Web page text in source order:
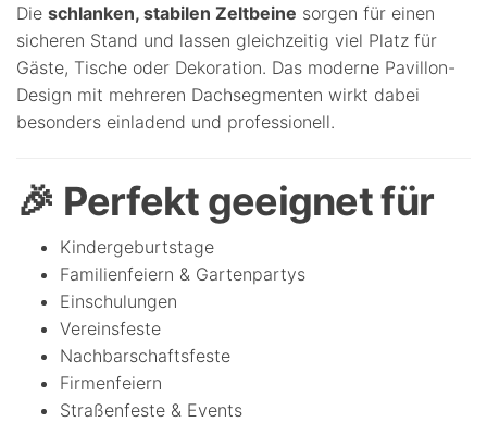
Die schlanken, stabilen Zeltbeine sorgen für einen
sicheren Stand und lassen gleichzeitig viel Platz für
Gäste, Tische oder Dekoration. Das moderne Pavillon-
Design mit mehreren Dachsegmenten wirkt dabei
besonders einladend und professionell.
🎉 Perfekt geeignet für
Kindergeburtstage
Familienfeiern & Gartenpartys
Einschulungen
Vereinsfeste
Nachbarschaftsfeste
Firmenfeiern
Straßenfeste & Events